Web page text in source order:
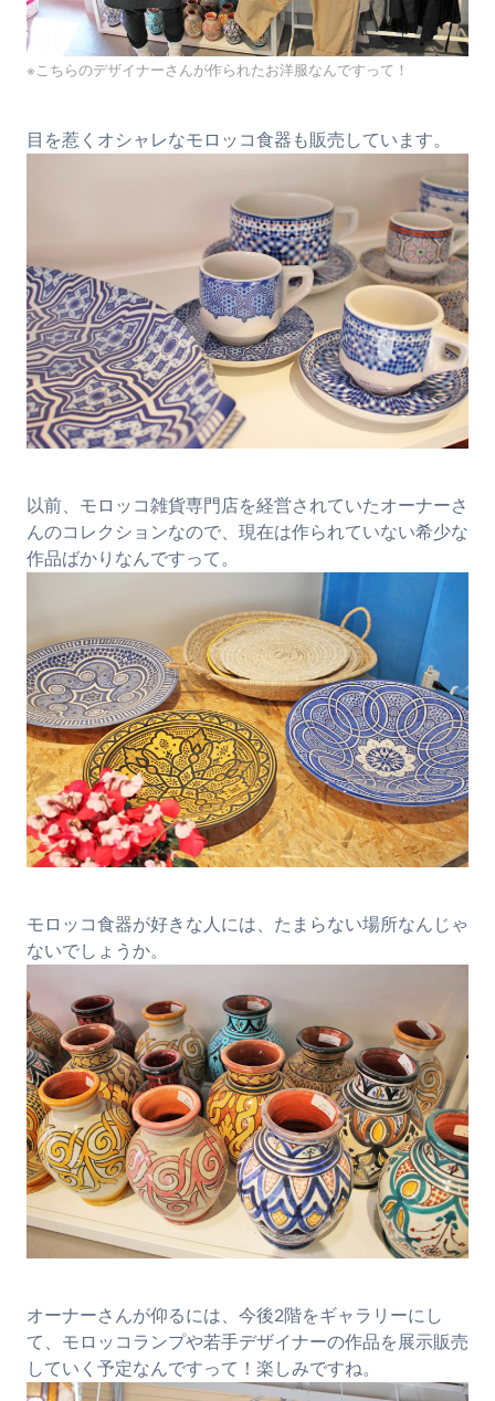
※こちらのデザイナーさんが作られたお洋服なんですって！
目を惹くオシャレなモロッコ食器も販売しています。
以前、モロッコ雑貨専門店を経営されていたオーナーさ
んのコレクションなので、現在は作られていない希少な
作品ばかりなんですって。
モロッコ食器が好きな人には、たまらない場所なんじゃ
ないでしょうか。
オーナーさんが仰るには、今後2階をギャラリーにし
て、モロッコランプや若手デザイナーの作品を展示販売
していく予定なんですって！楽しみですね。